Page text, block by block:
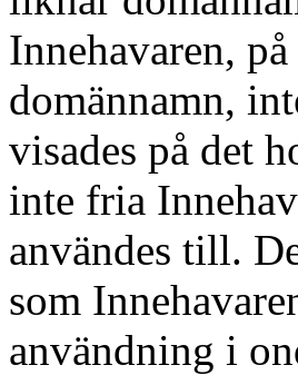
Innehavaren,
domännamn,
visades på det
inte fria
användes till.
som
användning i